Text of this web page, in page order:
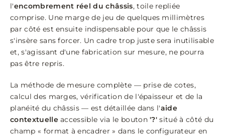
l'encombrement réel du châssis, toile repliée
comprise. Une marge de jeu de quelques millimètres
par côté est ensuite indispensable pour que le châssis
s'insère sans forcer. Un cadre trop juste sera inutilisable
et, s'agissant d'une fabrication sur mesure, ne pourra
pas être repris.
La méthode de mesure complète — prise de cotes,
calcul des marges, vérification de l'épaisseur et de la
planéité du châssis — est détaillée dans l'aide
contextuelleaccessible via le bouton'?' situé à côté du
champ « format à encadrer » dans le configurateur en